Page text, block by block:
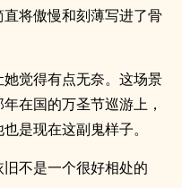
将傲慢和刻薄写进了骨
觉得有点无奈。这场景
在国的万圣节巡游上，
是现在这副鬼样子。
不是一个很好相处的